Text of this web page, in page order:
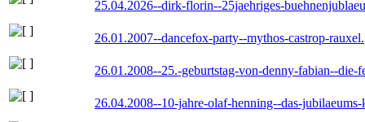
25.04.2026--dirk-florin--25jaehriges-
26.01.2007--dancefox-party--mythos-castrop-
26.01.2008--25.-geburtstag-von-denny-fabian--die-
26.04.2008--10-jahre-olaf-henning--das-